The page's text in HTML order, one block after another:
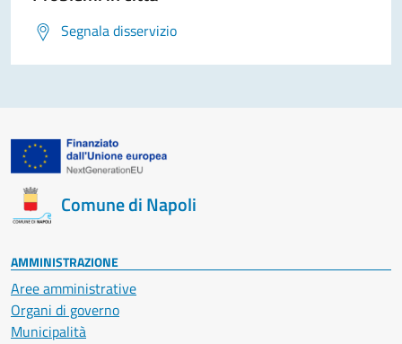
Segnala disservizio
Comune di Napoli
AMMINISTRAZIONE
Aree amministrative
Organi di governo
Municipalità